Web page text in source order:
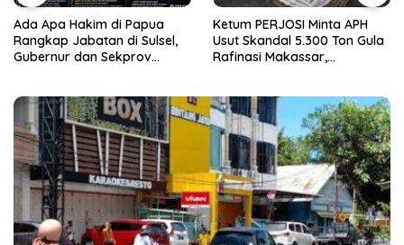
Ada Apa Hakim di Papua
Rangkap Jabatan di Sulsel,
Gubernur dan Sekprov
Ketum PERJOSI Minta APH
Usut Skandal 5.300 Ton Gula
Rafinasi Makassar,